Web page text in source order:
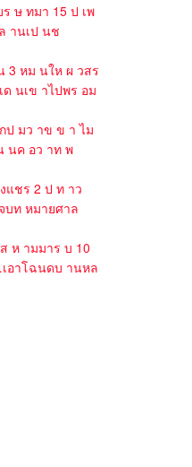
ร ษ ทมา 15 ป เพ
านเป นช
3 หม นให ผ วสร
นเข าไปพร อม
ป มว าข ข า ไม
นค อว าท พ
แชร 2 ป ท าว
บท หมายศาล
ห ามมาร บ 10
อาโฉนดบ านหล